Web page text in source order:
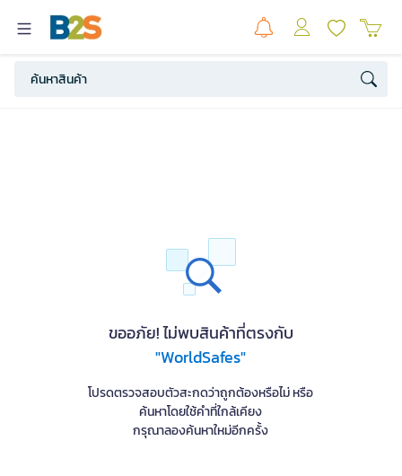
ขออภัย! ไม่พบสินค้าที่ตรงกับ
"WorldSafes"
โปรดตรวจสอบตัวสะกดว่าถูกต้องหรือไม่ หรือ
ค้นหาโดยใช้คำที่ใกล้เคียง
กรุณาลองค้นหาใหม่อีกครั้ง